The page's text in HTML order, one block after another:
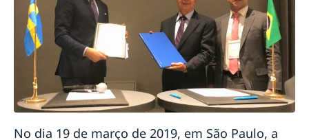
Suécia aumenta sua contribuição para a ação
climática nos países em desenvolvimento
Discurso do Primeiro Ministro Stefan Löfven na
Reunião de Alto Nível em Pequim+25
Discurso do Primeiro Ministro Stefan Löfven no
Debate Geral da 75ª Sessão da Assembleia Geral da
Organização das Nações Unidas
Amigos em Defesa da Democracia
O trabalho da Suécia por uma recuperação verde da
No dia 19 de março de 2019, em São Paulo, a